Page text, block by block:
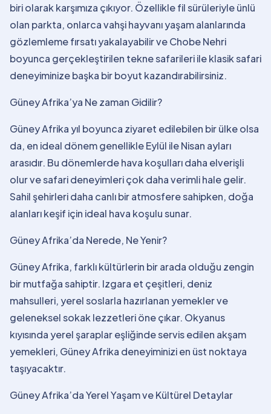
biri olarak karşımıza çıkıyor. Özellikle fil sürüleriyle ünlü
olan parkta, onlarca vahşi hayvanı yaşam alanlarında
gözlemleme fırsatı yakalayabilir ve Chobe Nehri
boyunca gerçekleştirilen tekne safarileri ile klasik safari
deneyiminize başka bir boyut kazandırabilirsiniz.
Güney Afrika’ya Ne zaman Gidilir?
Güney Afrika yıl boyunca ziyaret edilebilen bir ülke olsa
da, en ideal dönem genellikle Eylül ile Nisan ayları
arasıdır. Bu dönemlerde hava koşulları daha elverişli
olur ve safari deneyimleri çok daha verimli hale gelir.
Sahil şehirleri daha canlı bir atmosfere sahipken, doğa
alanları keşif için ideal hava koşulu sunar.
Güney Afrika’da Nerede, Ne Yenir?
Güney Afrika, farklı kültürlerin bir arada olduğu zengin
bir mutfağa sahiptir. Izgara et çeşitleri, deniz
mahsulleri, yerel soslarla hazırlanan yemekler ve
geleneksel sokak lezzetleri öne çıkar. Okyanus
kıyısında yerel şaraplar eşliğinde servis edilen akşam
yemekleri, Güney Afrika deneyiminizi en üst noktaya
taşıyacaktır.
Güney Afrika’da Yerel Yaşam ve Kültürel Detaylar